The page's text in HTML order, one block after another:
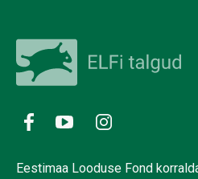
Eestimaa Looduse Fond